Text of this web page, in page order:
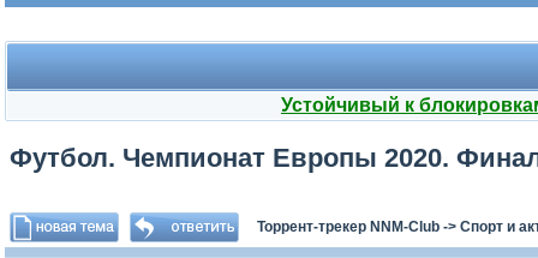
Устойчивый к
Футбол. Чемпионат Европы 2020.
Торрент-трекер NNM-Club -> Спорт и